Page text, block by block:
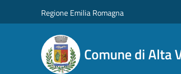
Regione Emilia Romagna
Comune di Alta